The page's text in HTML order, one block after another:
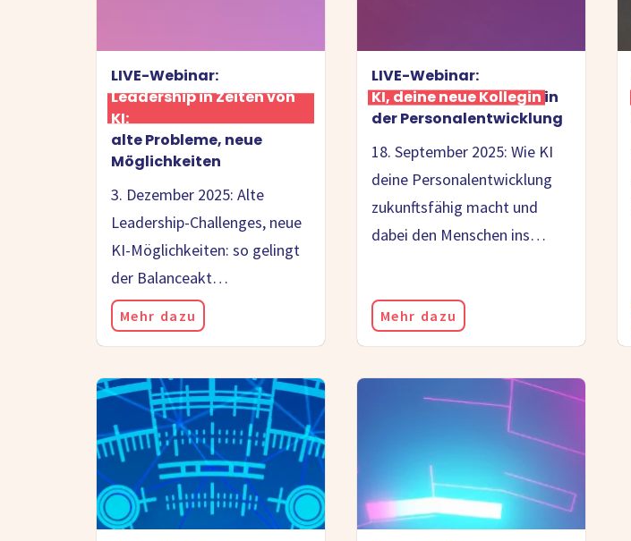
LIVE-Webinar:
Leadership in Zeiten von
KI:
alte Probleme, neue
Möglichkeiten
3. Dezember 2025: Alte
Leadership-Challenges, neue
KI-Möglichkeiten: so gelingt
der Balanceakt…
Mehr dazu
LIVE-Webinar:
KI, deine neue Kolleginin
der Personalentwicklung
18. September 2025: Wie KI
deine Personalentwicklung
zukunftsfähig macht und
dabei den Menschen ins…
Mehr dazu